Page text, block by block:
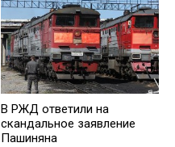
В РЖД ответили на
скандальное заявление
Пашиняна